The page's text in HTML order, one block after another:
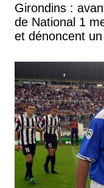
Girondins :
de National 1
et dénoncent